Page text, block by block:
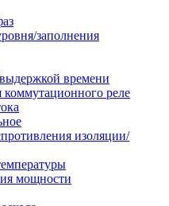
заполнения
времени
коммутационного реле
изоляции/
мощности